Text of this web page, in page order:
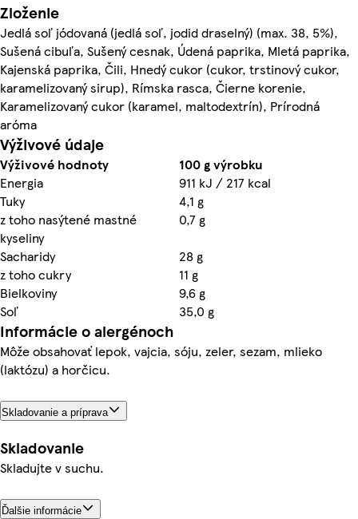
Zloženie
Jedlá soľ jódovaná (jedlá soľ, jodid draselný) (max. 38, 5%),
Sušená cibuľa, Sušený cesnak, Údená paprika, Mletá paprika,
Kajenská paprika, Čili, Hnedý cukor (cukor, trstinový cukor,
karamelizovaný sirup), Rímska rasca, Čierne korenie,
Karamelizovaný cukor (karamel, maltodextrín), Prírodná
aróma
Výživové údaje
Výživové hodnoty
100 g výrobku
Energia
911 kJ / 217 kcal
Tuky
4,1 g
z toho nasýtené mastné
kyseliny
0,7 g
Sacharidy
28 g
z toho cukry
11 g
Bielkoviny
9,6 g
Soľ
35,0 g
Informácie o alergénoch
Môže obsahovať lepok, vajcia, sóju, zeler, sezam, mlieko
(laktózu) a horčicu.
Skladovanie a príprava
Skladovanie
Skladujte v suchu.
Ďalšie informácie